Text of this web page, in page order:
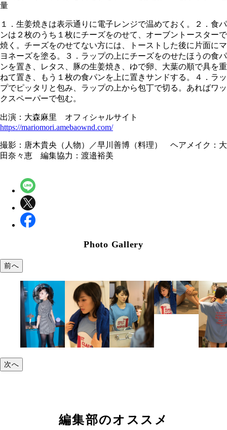
量
１．生姜焼きは表示通りに電子レンジで温めておく。２．食パ
ンは２枚のうち１枚にチーズをのせて、オーブントースターで
焼く。チーズをのせてない方には、トーストした後に片面にマ
ヨネーズを塗る。３．ラップの上にチーズをのせたほうの食パ
ンを置き、レタス、豚の生姜焼き、ゆで卵、大葉の順で具を重
ねて置き、もう１枚の食パンを上に置きサンドする。４．ラッ
プでピッタリと包み、ラップの上から包丁で切る。あればワッ
クスペーパーで包む。
出演：大森麻里 オフィシャルサイト
https://mariomori.amebaownd.com/
撮影：唐木貴央（人物）／早川善博（料理） ヘアメイク：大
田奈々恵 編集協力：渡邉裕美
Photo Gallery
前へ
次へ
編集部のオススメ